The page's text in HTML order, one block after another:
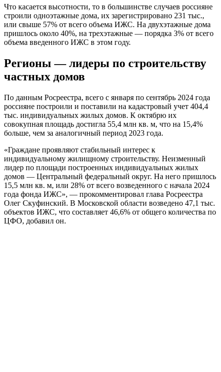
Что касается высотности, то в большинстве случаев россияне
строили одноэтажные дома, их зарегистрировано 231 тыс.,
или свыше 57% от всего объема ИЖС. На двухэтажные дома
пришлось около 40%, на трехэтажные — порядка 3% от всего
объема введенного ИЖС в этом году.
Регионы — лидеры по строительству
частных домов
По данным Росреестра, всего с января по сентябрь 2024 года
россияне построили и поставили на кадастровый учет 404,4
тыс. индивидуальных жилых домов. К октябрю их
совокупная площадь достигла 55,4 млн кв. м, что на 15,4%
больше, чем за аналогичный период 2023 года.
«Граждане проявляют стабильный интерес к
индивидуальному жилищному строительству. Неизменный
лидер по площади построенных индивидуальных жилых
домов — Центральный федеральный округ. На него пришлось
15,5 млн кв. м, или 28% от всего возведенного с начала 2024
года фонда ИЖС», — прокомментировал глава Росреестра
Олег Скуфинский. В Московской области возведено 47,1 тыс.
объектов ИЖС, что составляет 46,6% от общего количества по
ЦФО, добавил он.